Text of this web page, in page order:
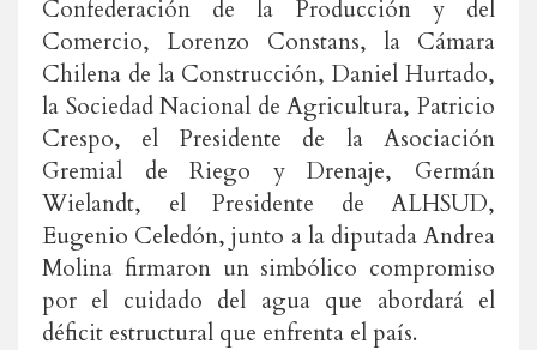
Confederación de la Producción y del
Comercio, Lorenzo Constans, la Cámara
Chilena de la Construcción, Daniel Hurtado,
la Sociedad Nacional de Agricultura, Patricio
Crespo, el Presidente de la Asociación
Gremial de Riego y Drenaje, Germán
Wielandt, el Presidente de ALHSUD,
Eugenio Celedón, junto a la diputada Andrea
Molina firmaron un simbólico compromiso
por el cuidado del agua que abordará el
déficit estructural que enfrenta el país.